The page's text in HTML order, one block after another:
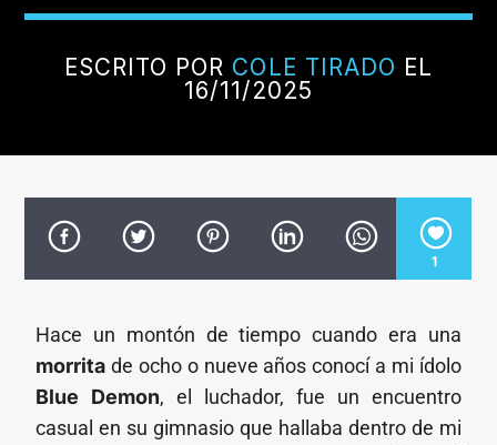
CANCIÓN ACTUAL
TÍTULO
ESCRITO POR COLE TIRADO EL
16/11/2025
1
Hace un montón de tiempo cuando era una
morritade ocho o nueve años conocí a mi ídolo
Blue Demon, el luchador, fue un encuentro
casual en su gimnasio que hallaba dentro de mi